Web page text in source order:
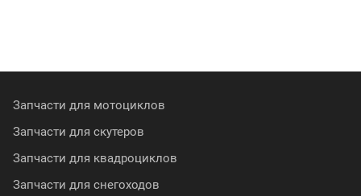
Запчасти для мотоциклов
Запчасти для скутеров
Запчасти для квадроциклов
Запчасти для снегоходов